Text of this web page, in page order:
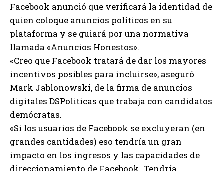
Facebook anunció que verificará la identidad de
quien coloque anuncios políticos en su
plataforma y se guiará por una normativa
llamada «Anuncios Honestos».
«Creo que Facebook tratará de dar los mayores
incentivos posibles para incluirse», aseguró
Mark Jablonowski, de la firma de anuncios
digitales DSPoliticas que trabaja con candidatos
demócratas.
«Si los usuarios de Facebook se excluyeran (en
grandes cantidades) eso tendría un gran
impacto en los ingresos y las capacidades de